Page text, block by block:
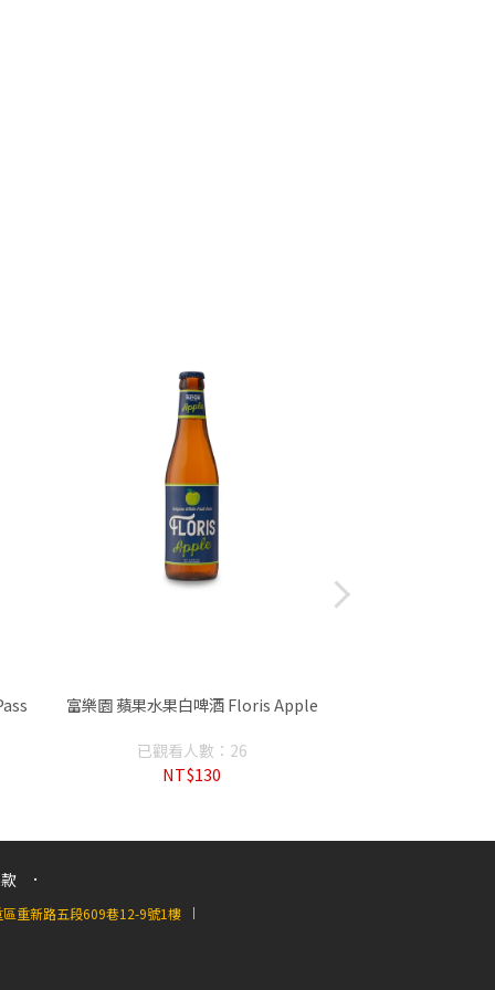
富樂園 蘋果水果白啤酒 Floris Apple
已觀看人數：26
NT$130
重新路五段609巷12-9號1樓